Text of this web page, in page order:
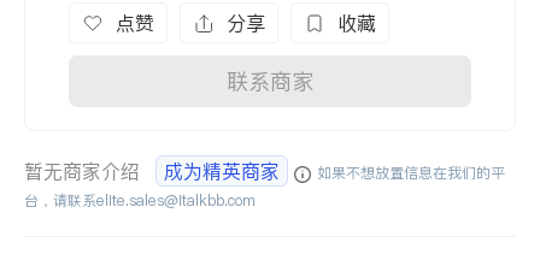
点赞 分享 收藏
联系商家
暂无商家介绍 成为精英商家
如果不想放置信息在我们的平
台，请联系elite.sales@italkbb.com